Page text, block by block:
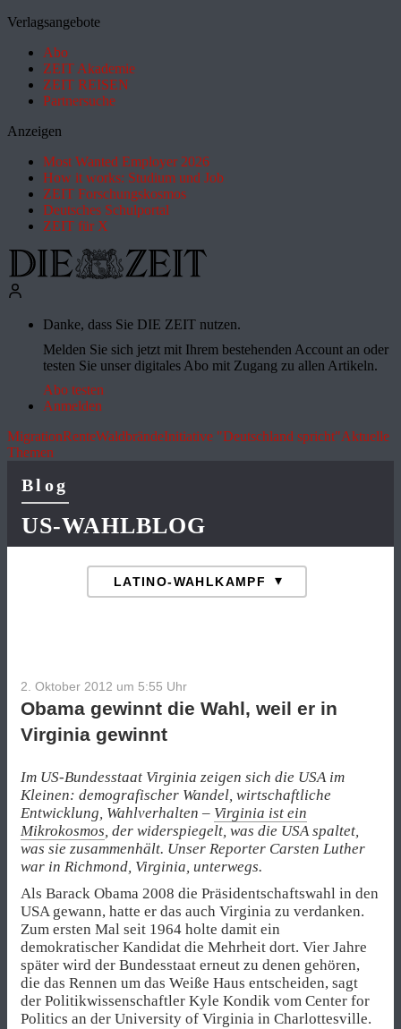
Verlagsangebote
Abo
ZEIT Akademie
ZEIT REISEN
Partnersuche
Anzeigen
Most Wanted Employer 2026
How it works: Studium und Job
ZEIT Forschungskosmos
Deutsches Schulportal
ZEIT für X
Danke, dass Sie DIE ZEIT nutzen.
Melden Sie sich jetzt mit Ihrem bestehenden Account an oder
testen Sie unser digitales Abo mit Zugang zu allen Artikeln.
Abo testen
Anmelden
MigrationRenteWaldbrändeInitiative "Deutschland spricht"Aktuelle
Themen
Blog
US-WAHLBLOG
2. Oktober 2012 um 5:55 Uhr
Obama gewinnt die Wahl, weil er in
Virginia gewinnt
Im US-Bundesstaat Virginia zeigen sich die USA im
Kleinen: demografischer Wandel, wirtschaftliche
Entwicklung, Wahlverhalten – Virginia ist ein
Mikrokosmos, der widerspiegelt, was die USA spaltet,
was sie zusammenhält. Unser Reporter Carsten Luther
war in Richmond, Virginia, unterwegs.
Als Barack Obama 2008 die Präsidentschaftswahl in den
USA gewann, hatte er das auch Virginia zu verdanken.
Zum ersten Mal seit 1964 holte damit ein
demokratischer Kandidat die Mehrheit dort. Vier Jahre
später wird der Bundesstaat erneut zu denen gehören,
die das Rennen um das Weiße Haus entscheiden, sagt
der Politikwissenschaftler Kyle Kondik vom Center for
Politics an der University of Virginia in Charlottesville.